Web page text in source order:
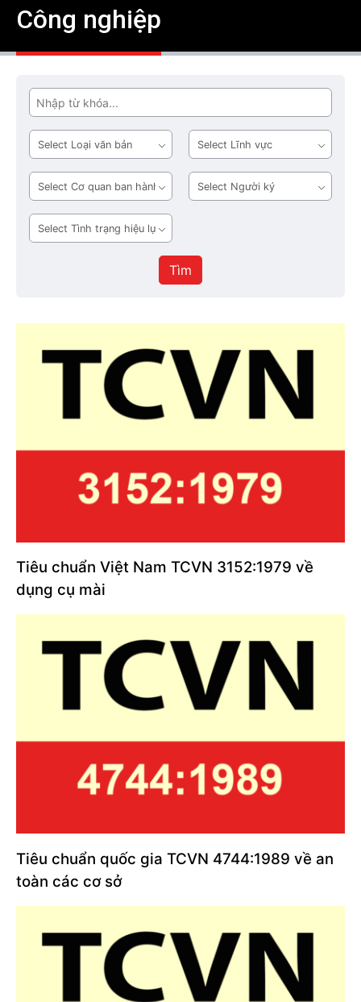
Công nghiệp
Tìm
Loại
văn
bản
Lĩnh
vực
Cơ
quan
ban
hành
Người
ký
Tình
trạng
Tìm
Tiêu chuẩn Việt Nam TCVN 3152:1979 về
dụng cụ mài
Tiêu chuẩn quốc gia TCVN 4744:1989 về an
toàn các cơ sở